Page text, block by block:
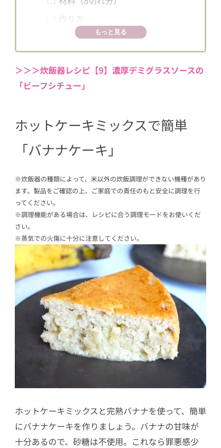
作り方
もっと見る
＞＞＞炊飯器レシピ【9】濃厚デミグラスソースの
「ビーフシチュー」
ホットケーキミックスで簡単
「バナナケーキ」
※炊飯器の種類によって、米以外の炊飯調理ができない機種があり
ます。製品をご確認の上、ご家庭での責任のもと安全に調理を行
ってください。
※調理機能がある場合は、レシピに合う調理モードをお使いくだ
さい。
※蒸気での火傷に十分に注意してください。
ホットケーキミックスと完熟バナナを使って、簡単
にバナナケーキを作りましょう。バナナの甘味が
十分あるので、砂糖は不使用。これなら罪悪感少